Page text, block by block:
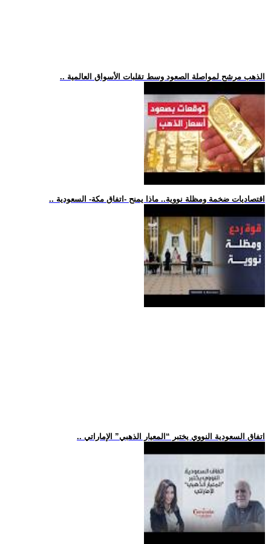
.. الذهب مرشح لمواصلة الصعود وسط تقلبات الأسواق العالمية
.. اقتصاديات ضخمة ومظلة نووية.. ماذا يمنح -اتفاق مكة- السعودية
.. اتفاق السعودية النووي يختبر “المعيار الذهبي” الإماراتي